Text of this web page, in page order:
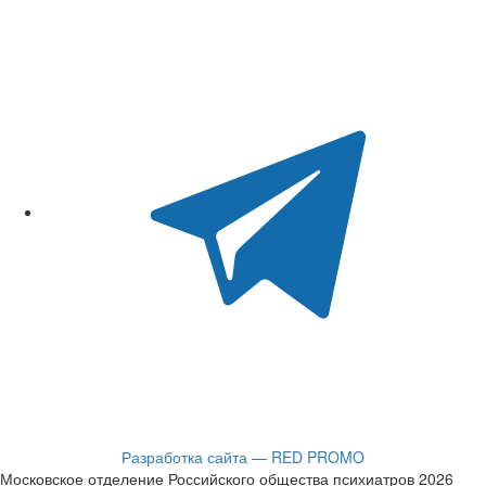
Разработка сайта — RED PROMO
Московское отделение Российского общества психиатров 2026